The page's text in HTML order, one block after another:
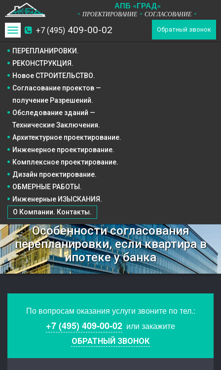
АПБ «ГРАД»
* ПРОЕКТИРОВАНИЕ * СОГЛАСОВАНИЕ *
+7 (495) 409-00-02 Обратный звонок
Toggle
navigation
ПЕРЕПЛАНИРОВКИ.
РЕКОНСТРУКЦИЯ.
Новое СТРОИТЕЛЬСТВО.
ОБМЕРНЫЕ РАБОТЫ.
Инженерные ИЗЫСКАНИЯ.
О Компании. Контакты.
Согласование проектов —
получение Разрешений.
Обследование зданий —
Технические Заключения.
Архитектурное проектирование.
Инженерное проектирование.
Комплексное проектирование.
Дизайн проектирование.
Особенности согласования
перепланировки, если квартира в
ипотеке у банка
По вопросам оказания услуги звоните по тел.:
+7 (495) 409-00-02 или закажите
ОБРАТНЫЙ ЗВОНОК